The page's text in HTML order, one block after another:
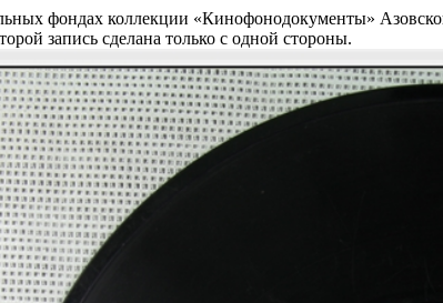
фондах коллекции «Кинофонодокументы»
запись сделана только с одной стороны.